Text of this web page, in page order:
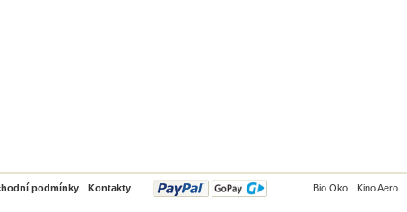
podmínky Kontakty Bio Oko Kino Aero